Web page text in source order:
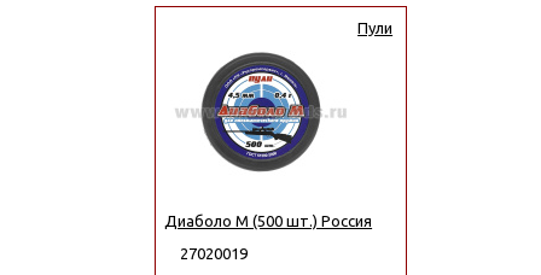
Пули
Диаболо М (500 шт.) Россия
27020019